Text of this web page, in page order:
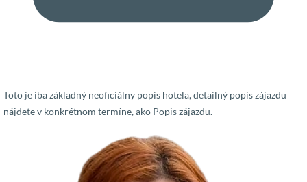
Toto je iba základný neoficiálny popis hotela, detailný popis zájazdu
nájdete v konkrétnom termíne, ako Popis zájazdu.